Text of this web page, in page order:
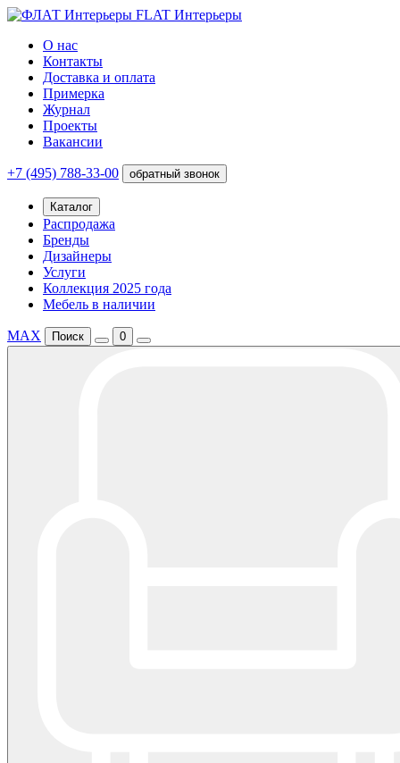
FLAT Интерьеры
О нас
Контакты
Доставка и оплата
Примерка
Журнал
Проекты
Вакансии
+7 (495) 788-33-00 обратный звонок
Каталог
Распродажа
Бренды
Дизайнеры
Услуги
Коллекция 2025 года
Мебель в наличии
MAX Поиск 0